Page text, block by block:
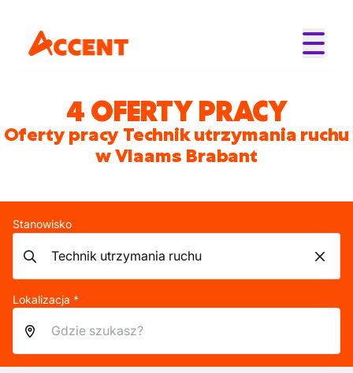
4 OFERTY PRACY
Oferty pracy Technik utrzymania ruchu
w Vlaams Brabant
Stanowisko
Lokalizacja *